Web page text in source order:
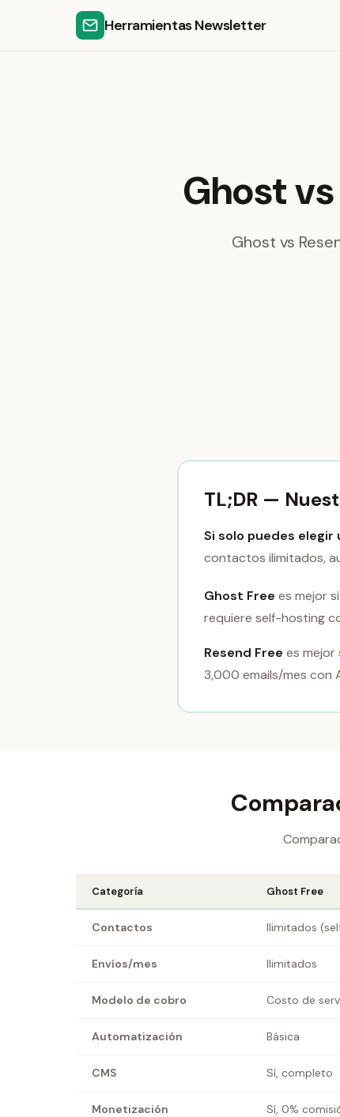
Herramientas Newsletter
Ghost
Ghost vs
TL;DR —
Si solo puedes elegir
contactos ilimitados,
Ghost Free es mejor
requiere self-hosting
Resend Free es mejor
3,000 emails/mes con
Categoría Ghost Free
Contactos Ilimitados
Envíos/mes Ilimitados
Modelo de cobro Costo de
Automatización Básica
CMS Sí, completo
Monetización Sí, 0%